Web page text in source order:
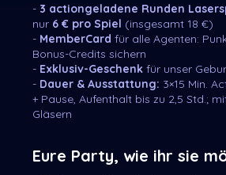
- 3 actiongeladene Runden
nur 6 € pro Spiel (insgesamt 18 €)
- MemberCard für alle Agenten:
Bonus-Credits sichern
- Exklusiv-Geschenkfür unser
- Dauer & Ausstattung: 3×15 Min.
+ Pause, Aufenthalt bis zu 2,5 Std.;
Gläsern
Eure Party, wie ihr sie